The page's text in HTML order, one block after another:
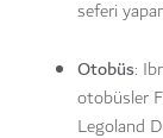
seferi
Otobüs:
otobüsler
Legoland